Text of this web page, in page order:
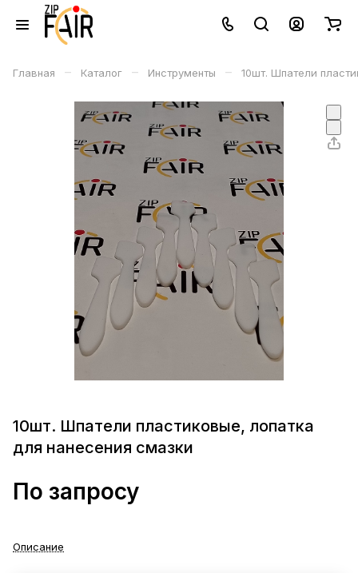
Главная – Каталог – Инструменты – 10шт. Шпатели
10шт. Шпатели пластиковые, лопатка
для нанесения смазки
По запросу
Описание